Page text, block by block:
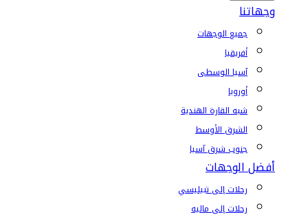
وجهاتنا
جميع الوجهات
أفريقيا
آسيا الوسطى
أوروبا
شبه القارة الهندية
الشرق الأوسط
جنوب شرق آسيا
أفضل الوجهات
رحلات إلى تبيليسي
رحلات إلى ماليه